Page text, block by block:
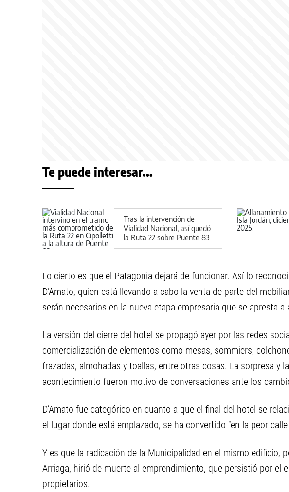
Te puede interesar...
Tras la intervención de
Vialidad Nacional, así quedó
la Ruta 22 sobre Puente 83
Lo cierto es que el Patagonia dejará de funcionar. Así lo
D’Amato, quien está llevando a cabo la venta de parte del
serán necesarios en la nueva etapa empresaria que se apresta a
La versión del cierre del hotel se propagó ayer por las redes
comercialización de elementos como mesas, sommiers,
frazadas, almohadas y toallas, entre otras cosas. La sorpresa y
acontecimiento fueron motivo de conversaciones ante los
D’Amato fue categórico en cuanto a que el final del hotel se
el lugar donde está emplazado, se ha convertido “en la peor
Y es que la radicación de la Municipalidad en el mismo edificio,
Arriaga, hirió de muerte al emprendimiento, que persistió por el
propietarios.